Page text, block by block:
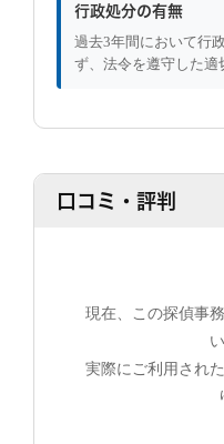
行政処分の有無
過去3年間において行
ず、法令を遵守した適
口コミ・評判
現在、この探偵事
実際にご利用され